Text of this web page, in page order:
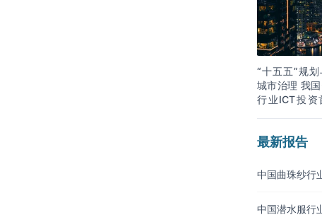
“十五五”规
城市治理 我
行业ICT投资
最新报告
中国曲珠纱行
中国潜水服行